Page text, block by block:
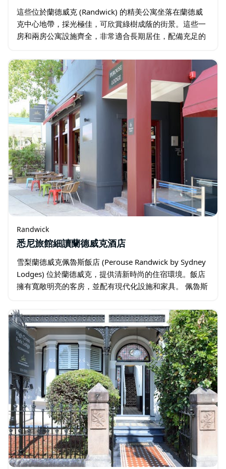
這些位於蘭德威克 (Randwick) 的精美公寓坐落在蘭德威
克中心地帶，採光極佳，可欣賞綠樹成蔭的街景。這些一
房和兩房公寓設施齊全，非常適合長期居住，配備充足的
的全套廚房設備。…
Randwick
悉尼旅館細讀蘭德威克酒店
雪梨蘭德威克佩魯斯飯店 (Perouse Randwick by Sydney
Lodges) 位於蘭德威克，提供清新時尚的住宿環境。飯店
擁有寬敞明亮的客房，並配有現代化設施和家具。 佩魯斯